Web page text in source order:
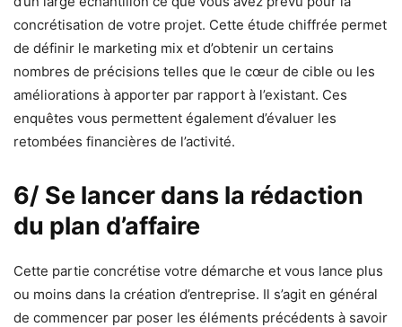
concrétisation de votre projet. Cette étude chiffrée permet
de définir le marketing mix et d’obtenir un certains
nombres de précisions telles que le cœur de cible ou les
améliorations à apporter par rapport à l’existant. Ces
enquêtes vous permettent également d’évaluer les
retombées financières de l’activité.
6/ Se lancer dans la rédaction
du plan d’affaire
Cette partie concrétise votre démarche et vous lance plus
ou moins dans la création d’entreprise. Il s’agit en général
de commencer par poser les éléments précédents à savoir